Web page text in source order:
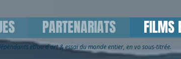
PARTENARIATS FILMS
et/ou d'art & essai du monde entier, en vo sous-titrée.